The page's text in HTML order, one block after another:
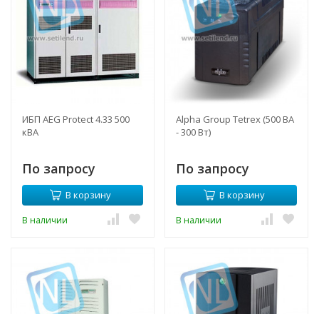
ИБП AEG Protect 4.33 500
кВА
По запросу
В корзину
В наличии
Alpha Group Tetrex (500 ВА
- 300 Вт)
По запросу
В корзину
В наличии